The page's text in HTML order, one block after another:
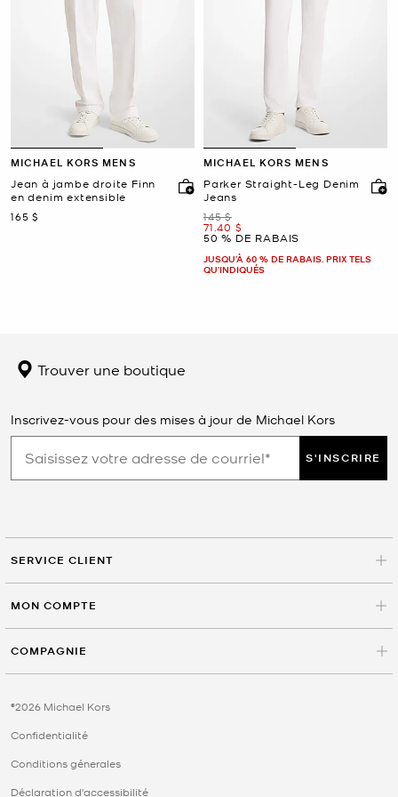
MICHAEL KORS MENS
Jean à jambe droite Finn
en denim extensible
maintenant
165 $
MICHAEL KORS MENS
Parker Straight-Leg Denim
Jeans
était
145 $
maintenant
71.40 $
50 % DE RABAIS
JUSQU’À 60 % DE RABAIS. PRIX TELS
QU'INDIQUÉS
Trouver une boutique
Inscrivez-vous pour des mises à jour de Michael Kors
S'INSCRIRE
SERVICE CLIENT
MON COMPTE
COMPAGNIE
©2026 Michael Kors
Confidentialité
Conditions génerales
Déclaration d'accessibilité